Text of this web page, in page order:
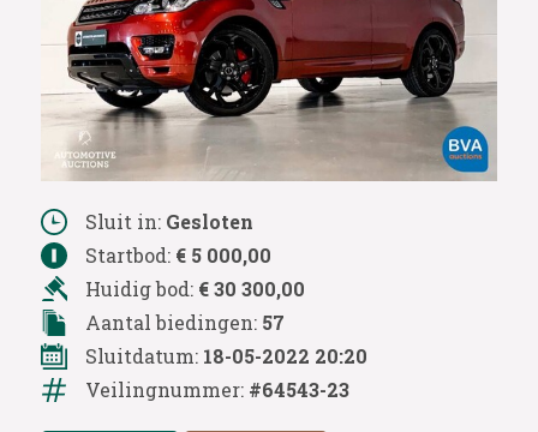
Sluit in: Gesloten
Startbod: € 5 000,00
Huidig bod: € 30 300,00
Aantal biedingen: 57
Sluitdatum: 18-05-2022 20:20
Veilingnummer: #64543-23